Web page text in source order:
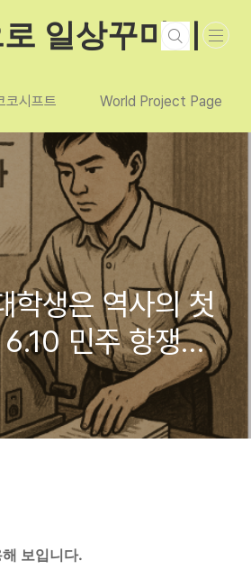
일상꾸미기
코시프트 World Project Page
학생은 역사의 첫
민주 항쟁과
보입니다.